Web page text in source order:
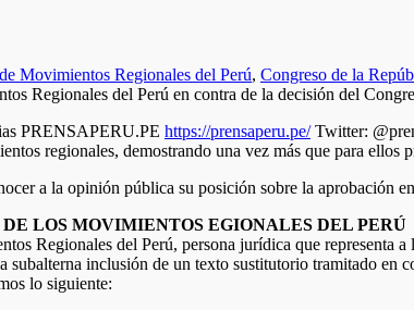
Movimientos Regionales del Perú, Congreso de la
PRENSAPERU.PE https://prensaperu.pe/Twitter:
regionales, demostrando una vez más que para ellos
a la opinión pública su posición sobre la aprobación
LOS MOVIMIENTOS EGIONALES DEL PERÚ
Regionales del Perú, persona jurídica que representa
subalterna inclusión de un texto sustitutorio tramitado
lo siguiente: